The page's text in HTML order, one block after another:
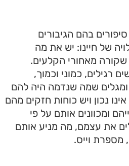
בהם הגיבורים
של חיינו: יש את מה
מאחורי הקלעים.
רגילים, כמוני וכמוך,
שמה שנדמה היה להם
נכון ויש כוחות חזקים מהם
ומכוונים אותם על פי
את עצמם, מה מניע אותם
מספרת וייס.